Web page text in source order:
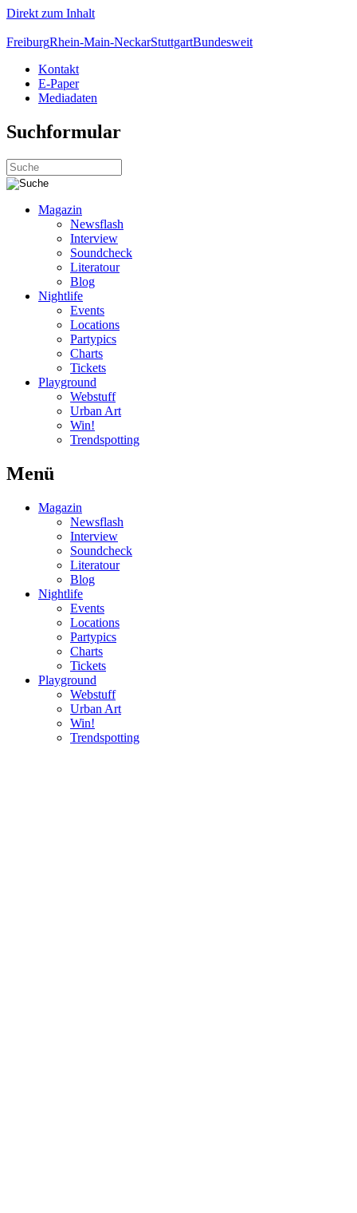
Direkt zum Inhalt
FreiburgRhein-Main-NeckarStuttgartBundesweit
Kontakt
E-Paper
Mediadaten
Suchformular
Magazin
Newsflash
Interview
Soundcheck
Literatour
Blog
Nightlife
Events
Locations
Partypics
Charts
Tickets
Playground
Webstuff
Urban Art
Win!
Trendspotting
Menü
Magazin
Newsflash
Interview
Soundcheck
Literatour
Blog
Nightlife
Events
Locations
Partypics
Charts
Tickets
Playground
Webstuff
Urban Art
Win!
Trendspotting